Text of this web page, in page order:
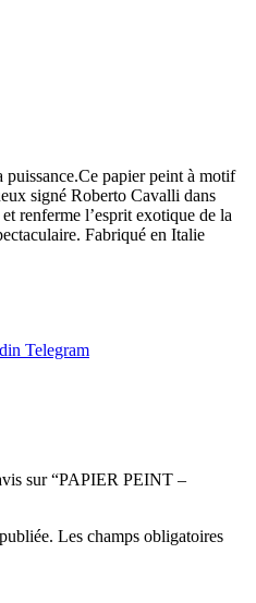
puissance.Ce papier peint à motif
signé Roberto Cavalli dans
renferme l’esprit exotique de la
Fabriqué en Italie
Telegram
sur “PAPIER PEINT –
Les champs obligatoires